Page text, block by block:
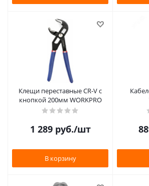
Клещи переставные CR-V с
кнопкой 200мм WORKPRO
1 289руб./шт
В корзину